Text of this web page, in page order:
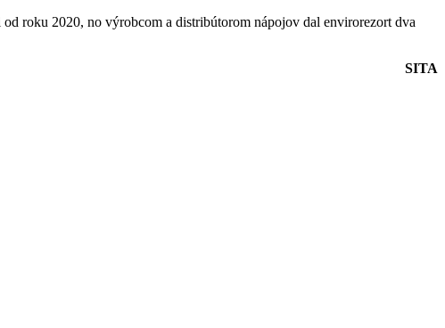
roku 2020, no výrobcom a distribútorom nápojov dal envirorezort dva
SITA